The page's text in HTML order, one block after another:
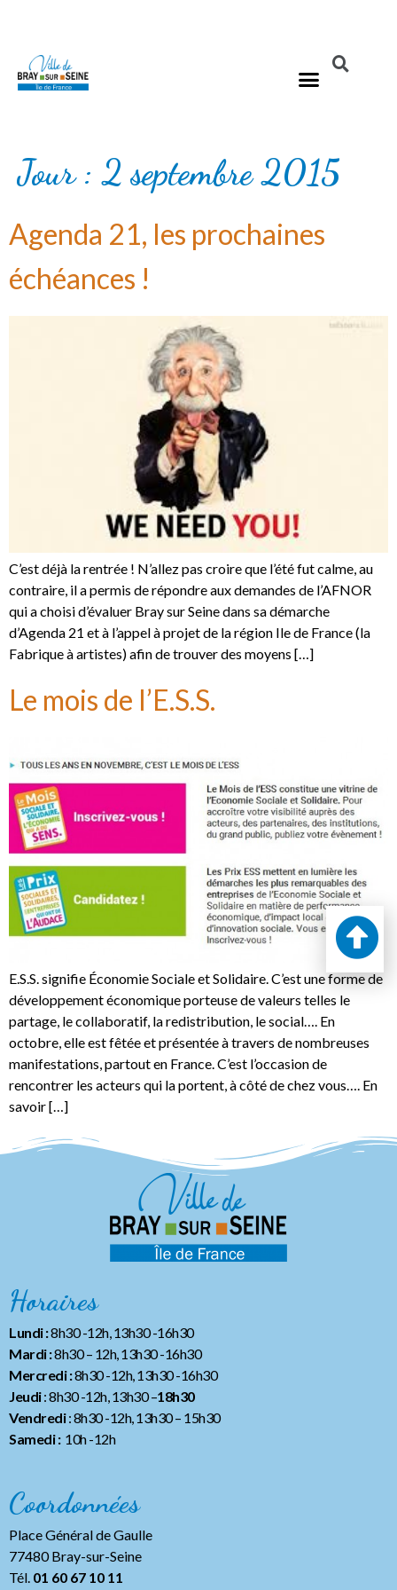
Jour :2 septembre 2015
Agenda 21, les prochaines
échéances !
C’est déjà la rentrée ! N’allez pas croire que l’été fut calme, au
contraire, il a permis de répondre aux demandes de l’AFNOR
qui a choisi d’évaluer Bray sur Seine dans sa démarche
d’Agenda 21 et à l’appel à projet de la région Ile de France (la
Fabrique à artistes) afin de trouver des moyens […]
Le mois de l’E.S.S.
E.S.S. signifie Économie Sociale et Solidaire. C’est une forme de
développement économique porteuse de valeurs telles le
partage, le collaboratif, la redistribution, le social…. En
octobre, elle est fêtée et présentée à travers de nombreuses
manifestations, partout en France. C’est l’occasion de
rencontrer les acteurs qui la portent, à côté de chez vous…. En
savoir […]
Horaires
Lundi :8h30 -12h, 13h30 -16h30
Mardi :8h30 – 12h, 13h30 -16h30
Mercredi :8h30 -12h, 13h30 -16h30
Jeudi: 8h30 -12h, 13h30 –18h30
Vendredi: 8h30 -12h, 13h30– 15h30
Samedi :10h -12h
Coordonnées
Place Général de Gaulle
77480 Bray-sur-Seine
Tél. 01 60 67 10 11